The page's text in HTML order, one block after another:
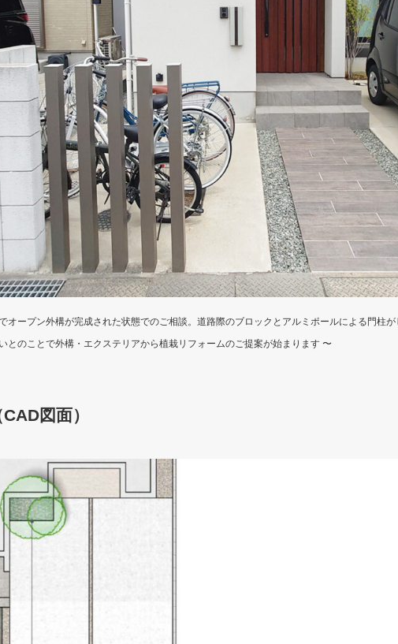
オープン外構が完成された状態でのご相談。道路際のブロックとアルミポールによる門柱が
とのことで外構・エクステリアから植栽リフォームのご提案が始まります 〜
図面）